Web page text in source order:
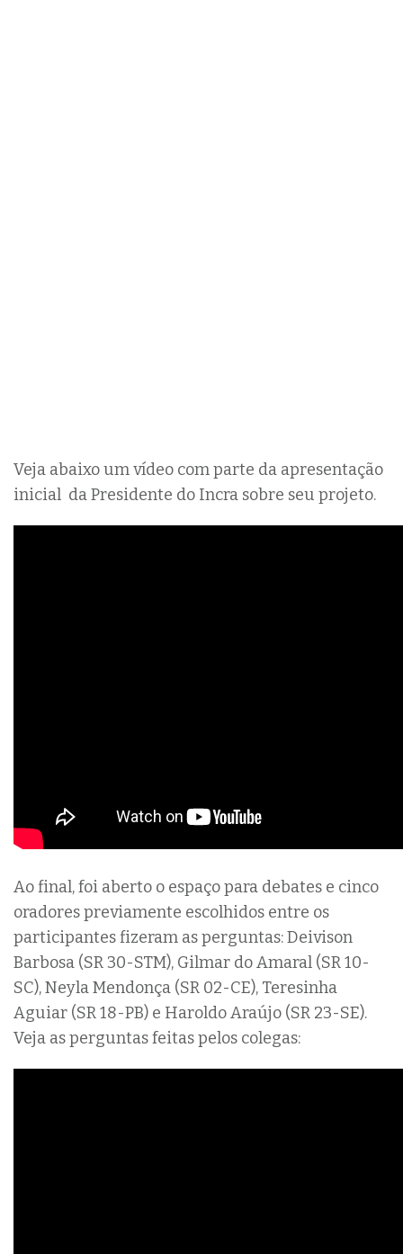
Veja abaixo um vídeo com parte da apresentação
inicial da Presidente do Incra sobre seu projeto.
Ao final, foi aberto o espaço para debates e cinco
oradores previamente escolhidos entre os
participantes fizeram as perguntas: Deivison
Barbosa (SR 30-STM), Gilmar do Amaral (SR 10-
SC), Neyla Mendonça (SR 02-CE), Teresinha
Aguiar (SR 18-PB) e Haroldo Araújo (SR 23-SE).
Veja as perguntas feitas pelos colegas: